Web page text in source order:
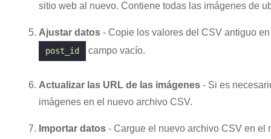
sitio web al nuevo. Contiene todas las imágenes de
Ajustar datos - Copie los valores del CSV antiguo
post_id campo vacío.
Actualizar las URL de las imágenes - Si es
imágenes en el nuevo archivo CSV.
Importar datos - Cargue el nuevo archivo CSV en el